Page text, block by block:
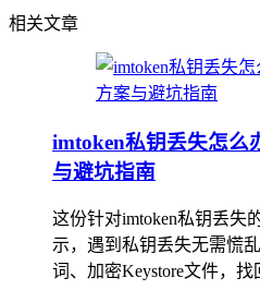
相关文章
imtoken私钥丢失怎么
与避坑指南
这份针对imtoken私钥丢失
示，遇到私钥丢失无需慌
词、加密Keystore文件，